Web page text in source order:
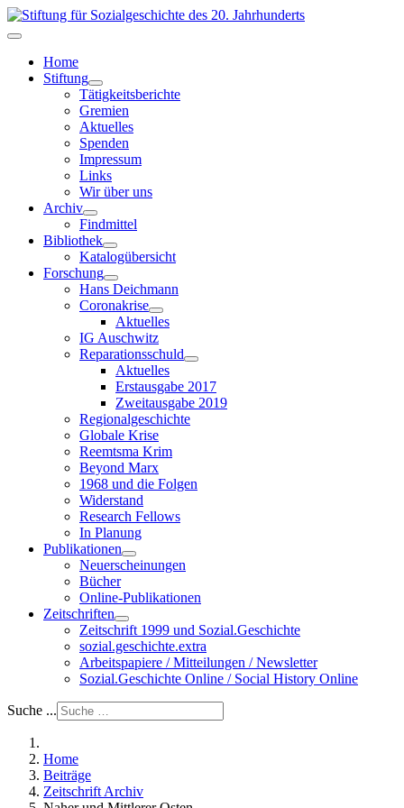
Home
Stiftung
Tätigkeitsberichte
Gremien
Aktuelles
Spenden
Impressum
Links
Wir über uns
Archiv
Findmittel
Bibliothek
Katalogübersicht
Forschung
Hans Deichmann
Coronakrise
Aktuelles
IG Auschwitz
Reparationsschuld
Aktuelles
Erstausgabe 2017
Zweitausgabe 2019
Regionalgeschichte
Globale Krise
Reemtsma Krim
Beyond Marx
1968 und die Folgen
Widerstand
Research Fellows
In Planung
Publikationen
Neuerscheinungen
Bücher
Online-Publikationen
Zeitschriften
Zeitschrift 1999 und Sozial.Geschichte
sozial.geschichte.extra
Arbeitspapiere / Mitteilungen / Newsletter
Sozial.Geschichte Online / Social History Online
Suche ...
Home
Beiträge
Zeitschrift Archiv